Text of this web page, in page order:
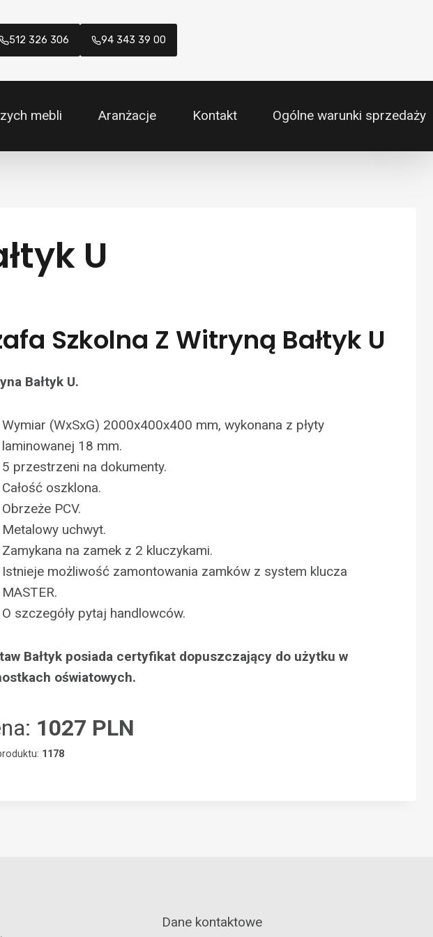
512 326 306 94 343 39 00
mebli Aranżacje Kontakt Ogólne warunki sprzedaży
U
Szkolna Z Witryną Bałtyk U
Bałtyk U.
Wymiar (WxSxG) 2000x400x400 mm, wykonana z płyty
laminowanej 18 mm.
5 przestrzeni na dokumenty.
Całość oszklona.
Obrzeże PCV.
Metalowy uchwyt.
Zamykana na zamek z 2 kluczykami.
Istnieje możliwość zamontowania zamków z system klucza
MASTER.
O szczegóły pytaj handlowców.
Bałtyk posiada certyfikat dopuszczający do użytku w
oświatowych.
1027 PLN
1178
Dane kontaktowe